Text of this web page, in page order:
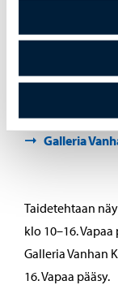
Galleria
Taidetehtaan
klo 10–16. Vapaa
Galleria Vanhan
16. Vapaa pääsy.